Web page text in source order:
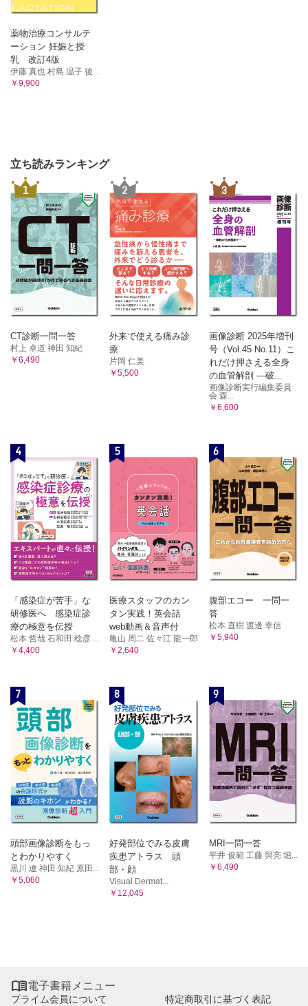
薬物治療コンサルテ
ーション 妊娠と授
乳 改訂4版
伊藤 真也 村島 温子 後...
￥9,900
立ち読みランキング
1
CT診断一問一答
村上 卓道 神田 知紀
￥6,490
2
外来で使える痛み診
療
片岡 仁美
￥5,500
3
画像診断 2025年増刊
号（Vol.45 No.11）こ
れだけ押さえる全身
の血管解剖 ―破...
画像診断実行編集委員
会 森...
￥6,600
4
「感染症が苦手」な
研修医へ 感染症診
療の極意を伝授
松本 哲哉 石和田 稔彦 ...
￥4,400
5
医療スタッフのカン
タン実践！英会話
web動画＆音声付
亀山 周二 佐々江 龍一郎
￥2,640
6
腹部エコー 一問一
答
松本 直樹 渡邊 幸信
￥5,940
7
頭部画像診断をもっ
とわかりやすく
黒川 遼 神田 知紀 原田...
￥5,060
8
好発部位でみる皮膚
疾患アトラス 頭
部・顔
Visual Dermat...
￥12,045
9
MRI一問一答
平井 俊範 工藤 與亮 堀...
￥6,490
電子書籍メニュー
プライム会員について 特定商取引に基づく表記